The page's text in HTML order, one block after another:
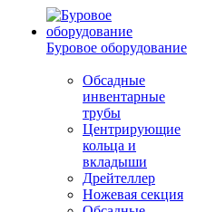
Буровое оборудование
Обсадные
инвентарные
трубы
Центрирующие
кольца и
вкладыши
Дрейтеллер
Ножевая секция